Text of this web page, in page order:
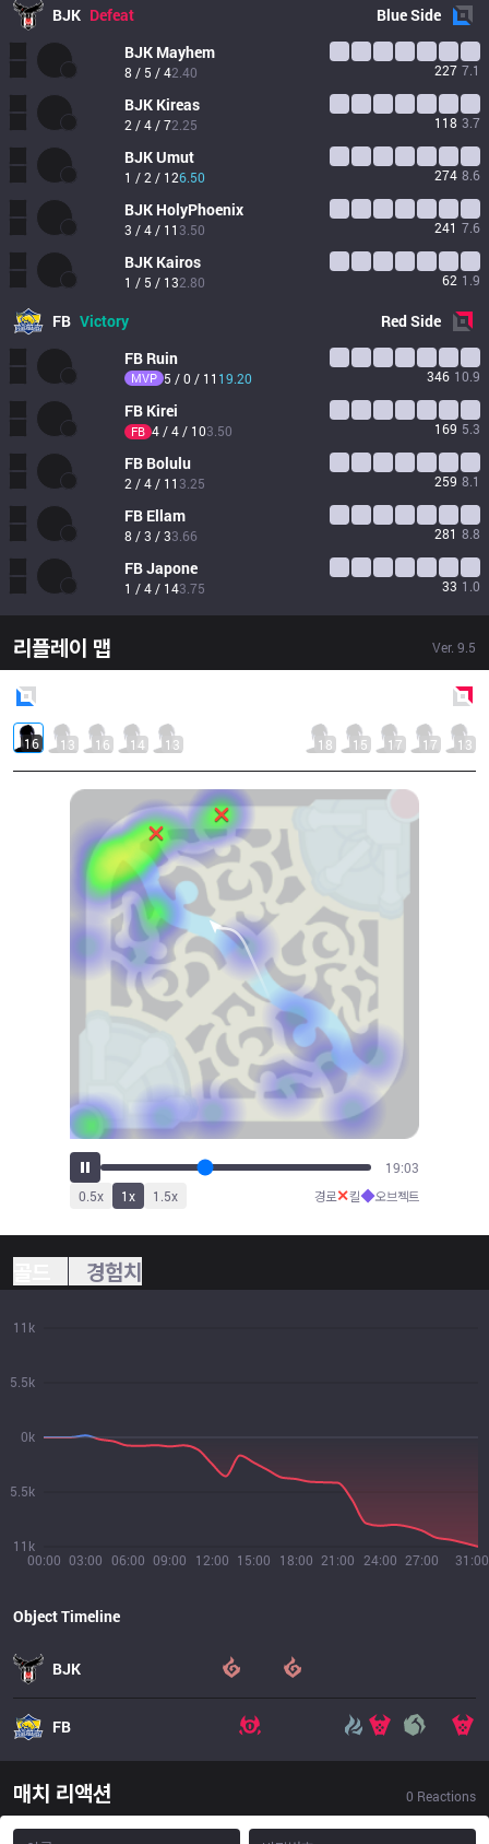
BJK Defeat BlueSide
BJK Mayhem
8 / 5 / 42.40 227 7.1
BJK Kireas
2 / 4 / 72.25 118 3.7
BJKUmut
1 / 2 / 126.50 274 8.6
BJK HolyPhoenix
3 / 4 / 11 3.50 241 7.6
BJK Kairos
1 / 5 / 132.80 62 1.9
FB Victory RedSide
FB Ruin
MVP 5 / 0 / 11 19.20 346 10.9
FB Kirei
FB 4 / 4 / 103.50 169 5.3
FB Bolulu
2 / 4 / 11 3.25 259 8.1
FB Ellam
8 / 3 / 33.66 281 8.8
FBJapone
1 / 4 / 143.75 33 1.0
리플레이 맵 Ver. 9.5
16 13 16 14 13 18 15 17 17 13
21:02
0.5x 1x 1.5x 경로✕킬◆오브젝트
경험치
00:00 03:00 06:00 09:00 12:00 15:00 18:00 21:00 24:00 27:00 31:00
11k
5.5k
0k
5.5k
11k
Object Timeline
BJK
FB
매치 리액션 0 Reactions